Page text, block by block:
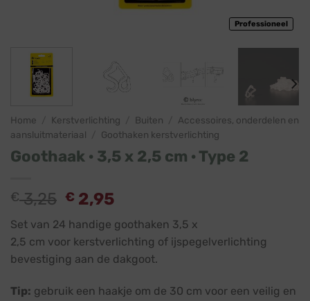
Professioneel
Home Kerstverlichting Buiten
Accessoires, onderdelen en
aansluitmateriaal
Goothaken kerstverlichting
Goothaak · 3,5 x 2,5 cm · Type 2
€3,25 € 2,95
Set van 24 handige goothaken 3,5 x
2,5 cm voor kerstverlichting of ijspegelverlichting
bevestiging aan de dakgoot.
Tip: gebruik een haakje om de 30 cm voor een veilig en